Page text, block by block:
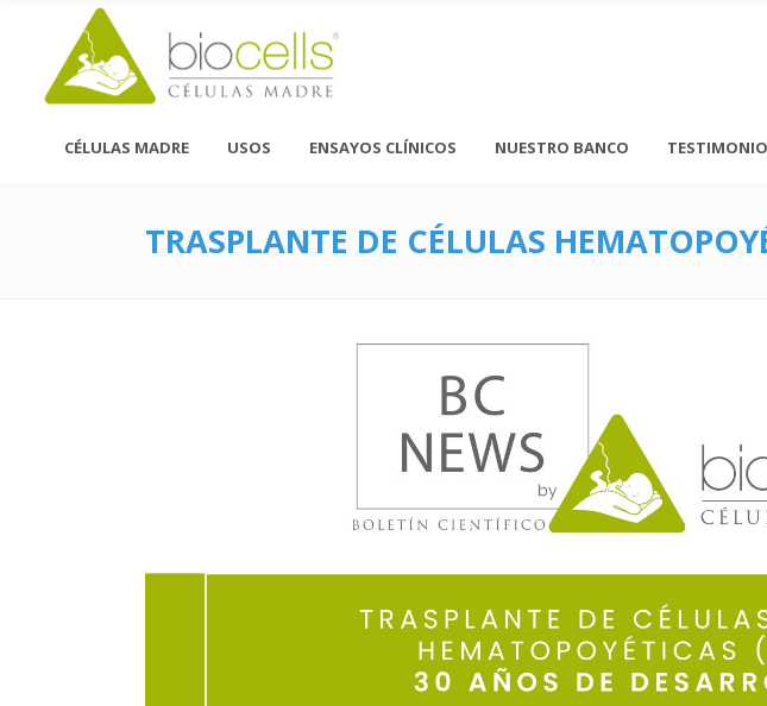
CÉLULAS MADRE USOS ENSAYOS CLÍNICOS NUESTRO BANCO
TRASPLANTE DE CÉLULAS